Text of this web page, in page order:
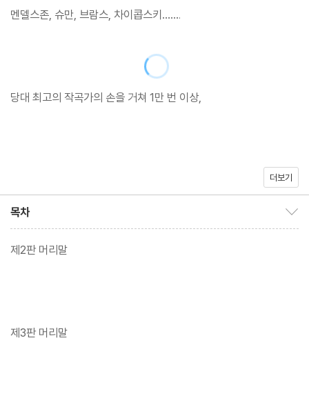
멘델스존, 슈만, 브람스, 차이콥스키…….
당대 최고의 작곡가의 손을 거쳐 1만 번 이상,
더보기
목차
제2판 머리말
제3판 머리말